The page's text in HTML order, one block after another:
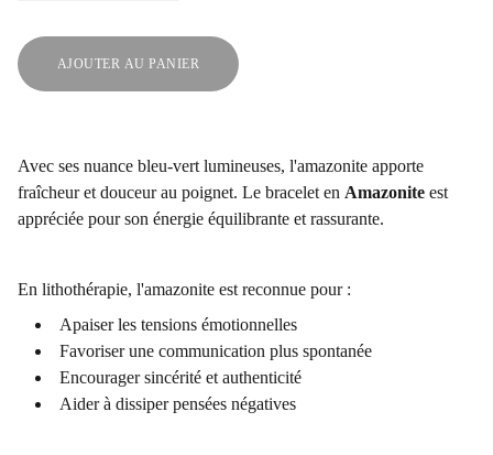
AJOUTER AU PANIER
Avec ses nuance bleu-vert lumineuses, l'amazonite apporte
fraîcheur et douceur au poignet. Le bracelet en Amazonite est
appréciée pour son énergie équilibrante et rassurante.
En lithothérapie, l'amazonite est reconnue pour :
Apaiser les tensions émotionnelles
Favoriser une communication plus spontanée
Encourager sincérité et authenticité
Aider à dissiper pensées négatives